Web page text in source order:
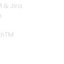
& Jira